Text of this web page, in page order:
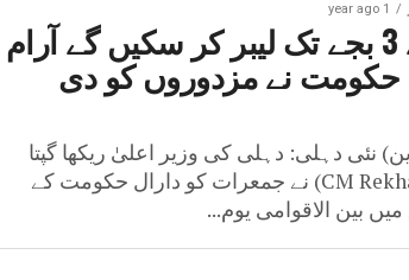
1 year ago
12 سے 3 بجے تک لیبر کر سکیں گے آرام
حکومت نے مزدوروں کو دی
نئی دہلی: دہلی کی وزیر اعلیٰ ریکھا گپتا
(CM Rekha Gupta) نے جمعرات کو دارال حکومت کے
بین الاقوامی یوم...